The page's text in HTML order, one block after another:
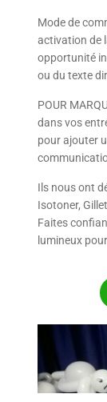
Mode de
activation de
opportunité
ou du texte
POUR
dans vos
pour ajouter
Ils nous ont
Isotoner,
Faites
lumineux